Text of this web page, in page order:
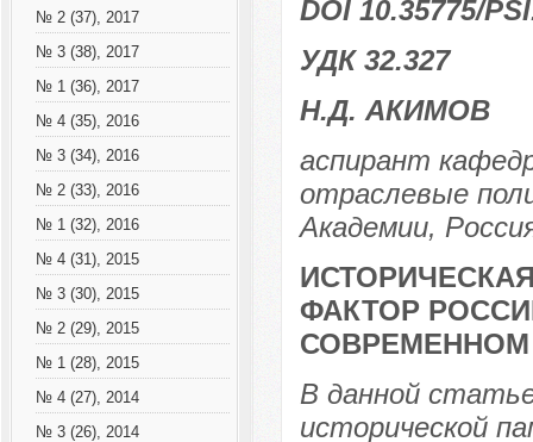
№ 2 (37), 2017
№ 3 (38), 2017
№ 1 (36), 2017
№ 4 (35), 2016
№ 3 (34), 2016
№ 2 (33), 2016
№ 1 (32), 2016
№ 4 (31), 2015
№ 3 (30), 2015
№ 2 (29), 2015
№ 1 (28), 2015
№ 4 (27), 2014
№ 3 (26), 2014
DOI 10.35775/
УДК 32.327
Н.Д. АКИМОВ
аспирант
отраслевые
Академии,
ФАКТОР
СОВРЕМЕННОМ
В данной
исторической